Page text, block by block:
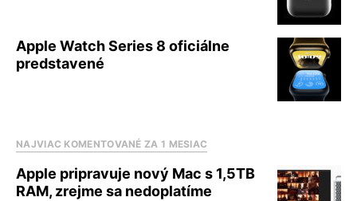
Apple Watch Series 8 oficiálne
predstavené
NAJVIAC KOMENTOVANÉ ZA 1 MESIAC
Apple pripravuje nový Mac s 1,5TB
RAM, zrejme sa nedoplatíme